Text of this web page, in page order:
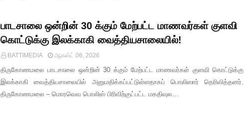
பாடசாலை ஒன்றின் 30 க்கும் மேற்பட்ட மாணவர்கள் குளவி
கொட்டுக்கு இலக்காகி வைத்தியசாலையில்!
BATTIMEDIA ஆகஸ்ட் 06, 2026
திருகோணமலை பாடசாலை ஒன்றின் 30 க்கும் மேற்பட்ட மாணவர்கள் குளவி கொட்டுக்கு
இலக்காகி வைத்தியசாலையில் அனுமதிக்கப்பட்டுள்ளதாகப் பொலிஸார் தெரிவித்தனர்.
திருகோணமலை – மொரவெவ பொலிஸ் பிரிவிற்குட்பட்ட மகதிவுல…